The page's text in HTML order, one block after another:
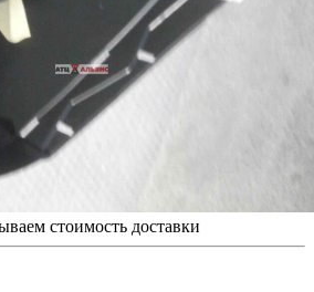
стоимость доставки